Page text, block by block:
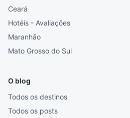
Ceará
Hotéis - Avaliações
Maranhão
Mato Grosso do Sul
O blog
Todos os destinos
Todos os posts